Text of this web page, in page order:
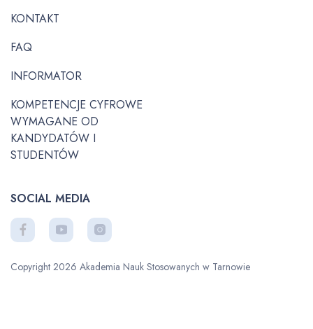
KONTAKT
FAQ
INFORMATOR
KOMPETENCJE CYFROWE
WYMAGANE OD
KANDYDATÓW I
STUDENTÓW
SOCIAL MEDIA
Copyright 2026 Akademia Nauk Stosowanych w Tarnowie